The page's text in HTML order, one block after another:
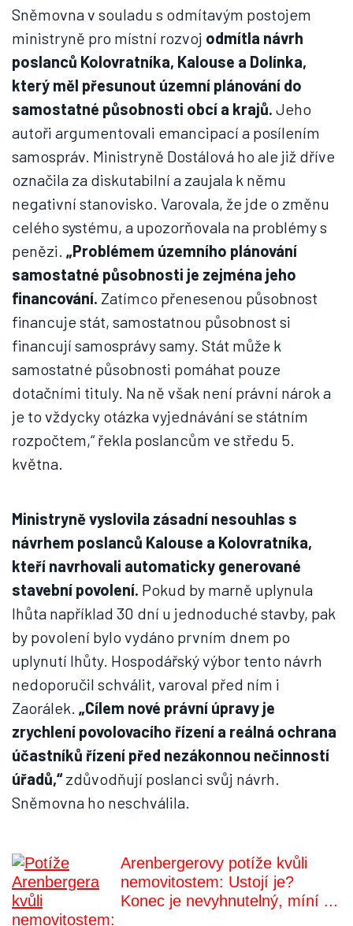
Sněmovna v souladu s odmítavým postojem
ministryně pro místní rozvoj odmítla návrh
poslanců Kolovratníka, Kalouse a Dolínka,
který měl přesunout územní plánování do
samostatné působnosti obcí a krajů. Jeho
autoři argumentovali emancipací a posílením
samospráv. Ministryně Dostálová ho ale již dříve
označila za diskutabilní a zaujala k němu
negativní stanovisko. Varovala, že jde o změnu
celého systému, a upozorňovala na problémy s
penězi. „Problémem územního plánování
samostatné působnosti je zejména jeho
financování. Zatímco přenesenou působnost
financuje stát, samostatnou působnost si
financují samosprávy samy. Stát může k
samostatné působnosti pomáhat pouze
dotačními tituly. Na ně však není právní nárok a
je to vždycky otázka vyjednávání se státním
rozpočtem,“ řekla poslancům ve středu 5.
května.
Ministryně vyslovila zásadní nesouhlas s
návrhem poslanců Kalouse a Kolovratníka,
kteří navrhovali automaticky generované
stavební povolení. Pokud by marně uplynula
lhůta například 30 dní u jednoduché stavby, pak
by povolení bylo vydáno prvním dnem po
uplynutí lhůty. Hospodářský výbor tento návrh
nedoporučil schválit, varoval před ním i
Zaorálek. „Cílem nové právní úpravy je
zrychlení povolovacího řízení a reálná ochrana
účastníků řízení před nezákonnou nečinností
úřadů,“zdůvodňují poslanci svůj návrh.
Sněmovna ho neschválila.
Arenbergerovy potíže kvůli
nemovitostem: Ustojí je?
Konec je nevyhnutelný, míní ...